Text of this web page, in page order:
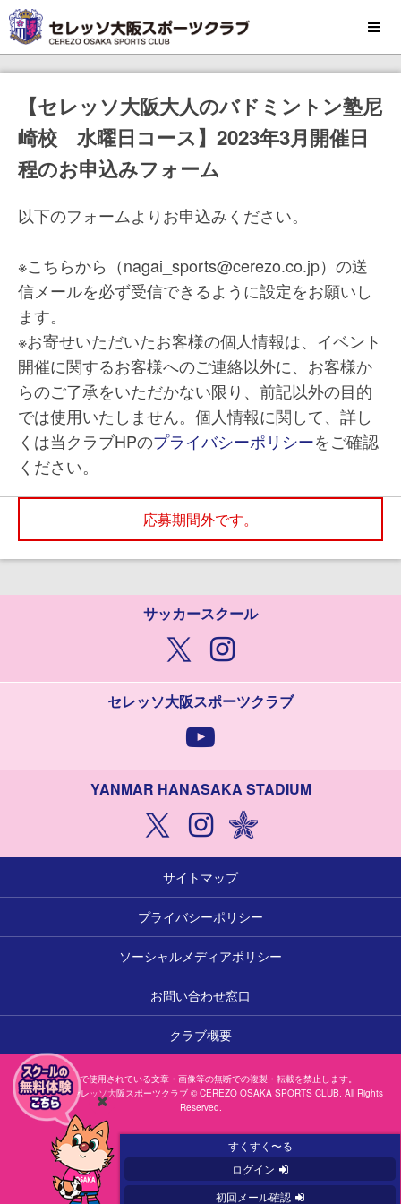
MENU
【セレッソ大阪大人のバドミントン塾尼
崎校 水曜日コース】2023年3月開催日
程のお申込みフォーム
以下のフォームよりお申込みください。
※こちらから（nagai_sports@cerezo.co.jp）の送
信メールを必ず受信できるように設定をお願いし
ます。
※お寄せいただいたお客様の個人情報は、イベント
開催に関するお客様へのご連絡以外に、お客様か
らのご了承をいただかない限り、前記以外の目的
では使用いたしません。個人情報に関して、詳し
くは当クラブHPのプライバシーポリシーをご確認
ください。
応募期間外です。
サッカースクール
セレッソ大阪スポーツクラブ
YANMAR HANASAKA STADIUM
サイトマップ
プライバシーポリシー
ソーシャルメディアポリシー
お問い合わせ窓口
クラブ概要
本サイトで使用されている文章・画像等の無断での複製・転載を禁止します。
一般社団法人セレッソ大阪スポーツクラブ © CEREZO OSAKA SPORTS CLUB. All Rights
Reserved.
閉
じ
る
すくすく〜る
ログイン
初回メール確認